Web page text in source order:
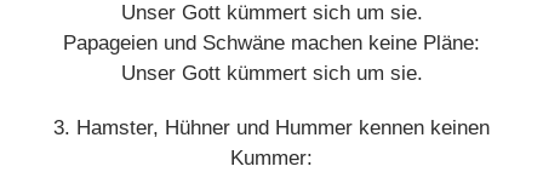
Unser Gott kümmert sich um sie.
Papageien und Schwäne machen keine Pläne:
Unser Gott kümmert sich um sie.
3. Hamster, Hühner und Hummer kennen keinen
Kummer: